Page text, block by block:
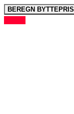
BEREGN BYTTEPRIS